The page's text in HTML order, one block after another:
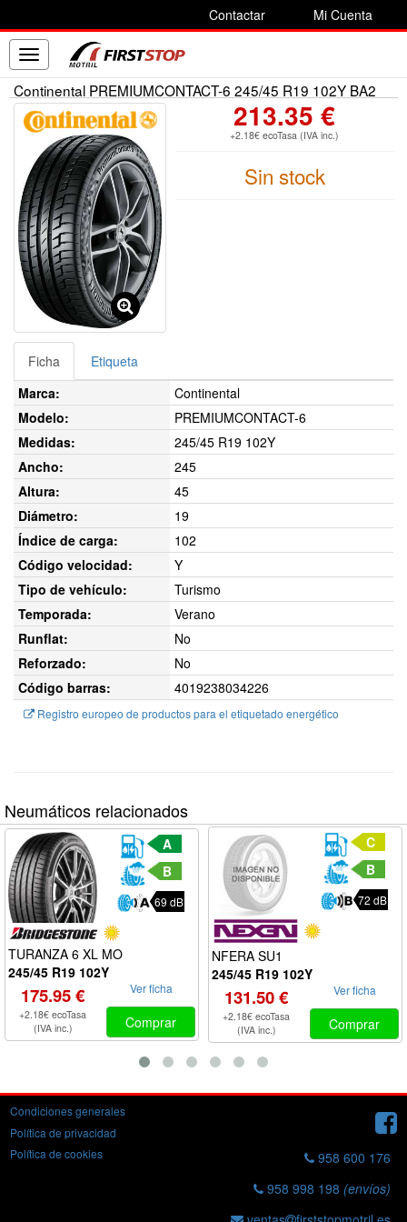
Contactar Mi Cuenta
Toggle
navigation
Continental PREMIUMCONTACT-6 245/45 R19 102Y BA2
213.35 €
+2.18€ ecoTasa (IVA inc.)
Sin stock
Ficha
Etiqueta
Marca:
Continental
Modelo:
PREMIUMCONTACT-6
Medidas:
245/45 R19 102Y
Ancho:
245
Altura:
45
Diámetro:
19
Índice de carga:
102
Código velocidad:
Y
Tipo de vehículo:
Turismo
Temporada:
Verano
Runflat:
No
Reforzado:
No
Código barras:
4019238034226
Registro europeo de productos para el etiquetado energético
Neumáticos relacionados
A
B
69 dB
TURANZA 6 XL MO
245/45 R19 102Y
175.95 €
+2.18€ ecoTasa
(IVA inc.)
Ver ficha
Comprar
C
B
72 dB
NFERA SU1
245/45 R19 102Y
131.50 €
+2.18€ ecoTasa
(IVA inc.)
Ver ficha
Comprar
Condiciones generales
Política de privacidad
Política de cookies
958 600 176
958 998 198 (envíos)